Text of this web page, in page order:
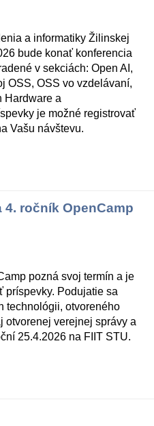
a informatiky Žilinskej
bude konať konferencia
v sekciách: Open AI,
OSS, OSS vo vzdelávaní,
Hardware a
je možné registrovať
Vašu návštevu.
ročník OpenCamp
pozná svoj termín a je
príspevky. Podujatie sa
technológii, otvoreného
otvorenej verejnej správy a
25.4.2026 na FIIT STU.